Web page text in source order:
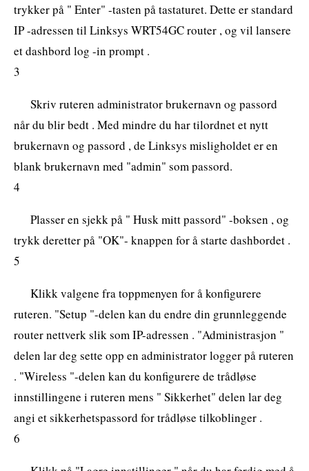
trykker på " Enter" -tasten på tastaturet. Dette er standard
IP -adressen til Linksys WRT54GC router , og vil lansere
et dashbord log -in prompt .
3
Skriv ruteren administrator brukernavn og passord
når du blir bedt . Med mindre du har tilordnet et nytt
brukernavn og passord , de Linksys misligholdet er en
blank brukernavn med "admin" som passord.
4
Plasser en sjekk på " Husk mitt passord" -boksen , og
trykk deretter på "OK"- knappen for å starte dashbordet .
5
Klikk valgene fra toppmenyen for å konfigurere
ruteren. "Setup "-delen kan du endre din grunnleggende
router nettverk slik som IP-adressen . "Administrasjon "
delen lar deg sette opp en administrator logger på ruteren
. "Wireless "-delen kan du konfigurere de trådløse
innstillingene i ruteren mens " Sikkerhet" delen lar deg
angi et sikkerhetspassord for trådløse tilkoblinger .
6